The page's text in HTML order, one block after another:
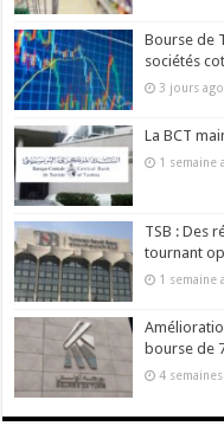
Bourse de
sociétés
3 jours ago
La BCT
1 semaine
TSB : Des
tournant
1 semaine
bourse de
4